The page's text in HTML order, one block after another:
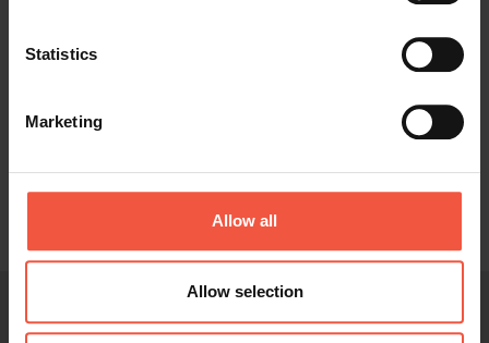
Statistics
Marketing
Allow all
Allow selection
gebucht.
Information über die Reisekategorien
Reisetipps & -bewertungen